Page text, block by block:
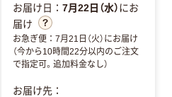
お届け日： 7月22日（水）にお
届け
お急ぎ便：7月21日（火）にお届け
（今から10時間22分以内のご注文
で指定可。追加料金なし）
お届け先：